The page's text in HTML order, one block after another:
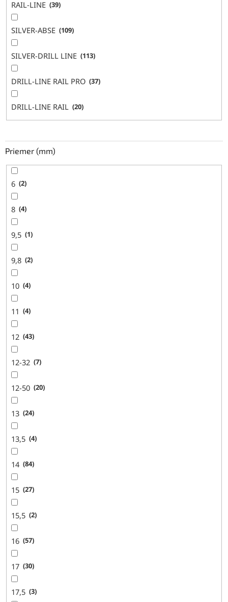
RAIL-LINE 39
SILVER-ABSE 109
SILVER-DRILL LINE 113
DRILL-LINE RAIL PRO 37
DRILL-LINE RAIL 20
Priemer (mm)
6 2
8 4
9,5 1
9,8 2
10 4
11 4
12 43
12-32 7
12-50 20
13 24
13,5 4
14 84
15 27
15,5 2
16 57
17 30
17,5 3